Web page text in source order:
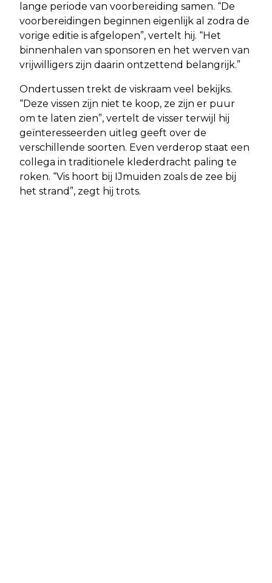
lange periode van voorbereiding samen. “De
voorbereidingen beginnen eigenlijk al zodra de
vorige editie is afgelopen”, vertelt hij. “Het
binnenhalen van sponsoren en het werven van
vrijwilligers zijn daarin ontzettend belangrijk.”
Ondertussen trekt de viskraam veel bekijks.
“Deze vissen zijn niet te koop, ze zijn er puur
om te laten zien”, vertelt de visser terwijl hij
geïnteresseerden uitleg geeft over de
verschillende soorten. Even verderop staat een
collega in traditionele klederdracht paling te
roken. “Vis hoort bij IJmuiden zoals de zee bij
het strand”, zegt hij trots.